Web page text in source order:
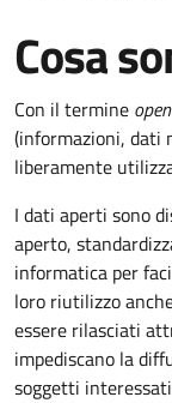
Cosa
Con il termine
(informazioni, dati
liberamente
I dati aperti sono
aperto,
informatica per
loro riutilizzo
essere rilasciati
impediscano la
soggetti